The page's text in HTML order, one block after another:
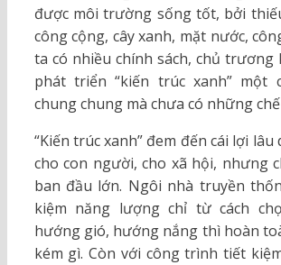
được môi trường sống tốt, bởi
công cộng, cây xanh, mặt nước,
ta có nhiều chính sách, chủ trương
phát triển “kiến trúc xanh” một
chung chung mà chưa có những
“Kiến trúc xanh” đem đến cái lợi
cho con người, cho xã hội, nhưng
ban đầu lớn. Ngôi nhà truyền
kiệm năng lượng chỉ từ cách
hướng gió, hướng nắng thì hoàn
kém gì. Còn với công trình tiết